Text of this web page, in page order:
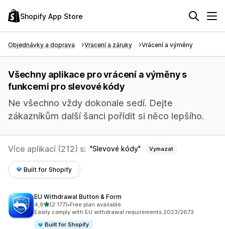
Shopify App Store
Objednávky a doprava Vracení a záruky Vrácení a výměny
Všechny aplikace pro vrácení a výměny s
funkcemi pro slevové kódy
Ne všechno vždy dokonale sedí. Dejte
zákazníkům další šanci pořídit si něco lepšího.
Více aplikací (212) s: Slevové kódy Vymazat
Built for Shopify
EU Withdrawal Button & Form
4,9z 5 hvězd
(2 177)
Celkový počet recenzí: 2177
•Free plan available
Easily comply with EU withdrawal requirements 2023/2673
Built for Shopify